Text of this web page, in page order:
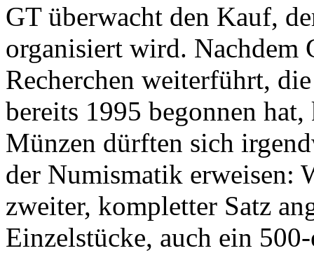
GT überwacht den Kauf,
organisiert wird. Nachdem
Recherchen weiterführt,
bereits 1995 begonnen
Münzen dürften sich
der Numismatik erweisen:
zweiter, kompletter Satz
Einzelstücke, auch ein